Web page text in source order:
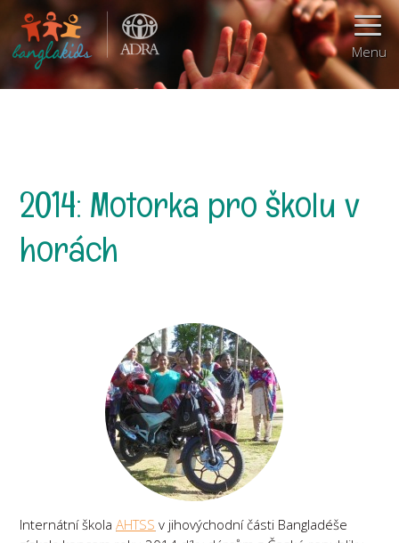
Menu
2014: Motorka pro školu v
horách
Internátní školaAHTSS v jihovýchodní části Bangladéše